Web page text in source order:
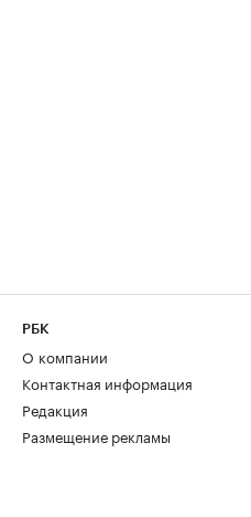
РБК
О компании
Контактная информация
Редакция
Размещение рекламы